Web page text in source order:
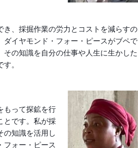
き、採掘作業の労力とコストを減らすの
イヤモンド・フォー・ピースがブペで
の知識を自分の仕事や人生に生かした
。
もって探鉱を行
とです。私が採
の知識を活用し
フォー・ピース